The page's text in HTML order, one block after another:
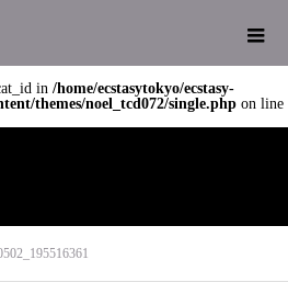
in /home/ecstasytokyo/ecstasy-
themes/noel_tcd072/single.php on line